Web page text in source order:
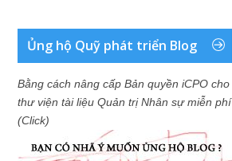
Ủng hộ Quỹ phát triển Blog
Bằng cách nâng cấp Bản quyền iCPO cho
thư viện tài liệu Quản trị Nhân sự miễn phí
(Click)